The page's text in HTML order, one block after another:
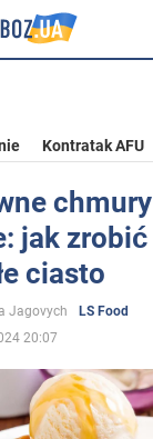
Kontratak AFU
chmury
jak zrobić
ciasto
Jagovych
LS Food
20:07